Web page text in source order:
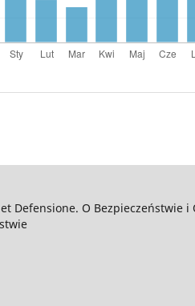
Defensione. O Bezpieczeństwie